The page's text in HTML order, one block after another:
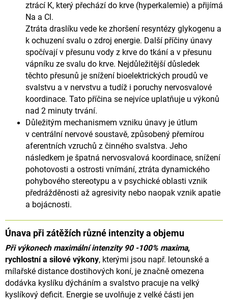
ztrácí K, který přechází do krve (hyperkalemie) a přijímá
Na a Cl.
Ztráta draslíku vede ke zhoršení resyntézy glykogenu a
k ochuzení svalu o zdroj energie. Další příčiny únavy
spočívají v přesunu vody z krve do tkání a v přesunu
vápníku ze svalu do krve. Nejdůležitější důsledek
těchto přesunů je snížení bioelektrických proudů ve
svalstvu a v nervstvu a tudíž i poruchy nervosvalové
koordinace. Tato příčina se nejvíce uplatňuje u výkonů
nad 2 minuty trvání.
Důležitým mechanismem vzniku únavy je útlum
v centrální nervové soustavě, způsobený přemírou
aferentních vzruchů z činného svalstva. Jeho
následkem je špatná nervosvalová koordinace, snížení
pohotovosti a ostrosti vnímání, ztráta dynamického
pohybového stereotypu a v psychické oblasti vznik
předrážděnosti až agresivity nebo naopak vznik apatie
a bojácnosti.
Únava při zátěžích různé intenzity a objemu
Při výkonech maximální intenzity 90 -100% maxima,
rychlostní a silové výkony, kterými jsou např. letounské a
mílařské distance dostihových koní, je značně omezena
dodávka kyslíku dýcháním a svalstvo pracuje na velký
kyslíkový deficit. Energie se uvolňuje z velké části jen